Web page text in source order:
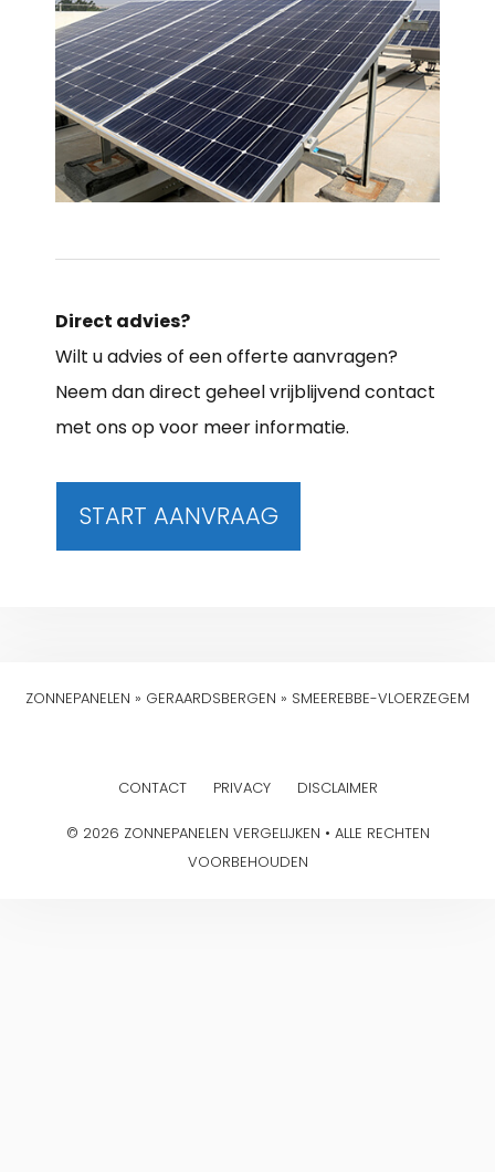
Direct advies?
Wilt u advies of een offerte aanvragen?
Neem dan direct geheel vrijblijvend contact
met ons op voor meer informatie.
START AANVRAAG
ZONNEPANELEN » GERAARDSBERGEN » SMEEREBBE-VLOERZEGEM
CONTACT PRIVACY DISCLAIMER
© 2026 ZONNEPANELEN VERGELIJKEN • ALLE RECHTEN
VOORBEHOUDEN